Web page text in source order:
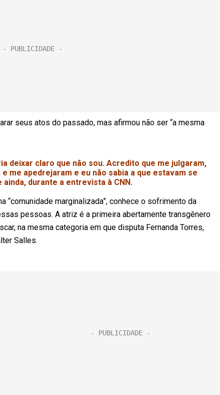
seus atos do passado, mas afirmou não ser “a mesma
deixar claro que não sou. Acredito que me julgaram,
me apedrejaram e eu não sabia a que estavam se
durante a entrevista à CNN.
“comunidade marginalizada”, conhece o sofrimento da
pessoas. A atriz é a primeira abertamente transgênero
na mesma categoria em que disputa Fernanda Torres,
Salles.